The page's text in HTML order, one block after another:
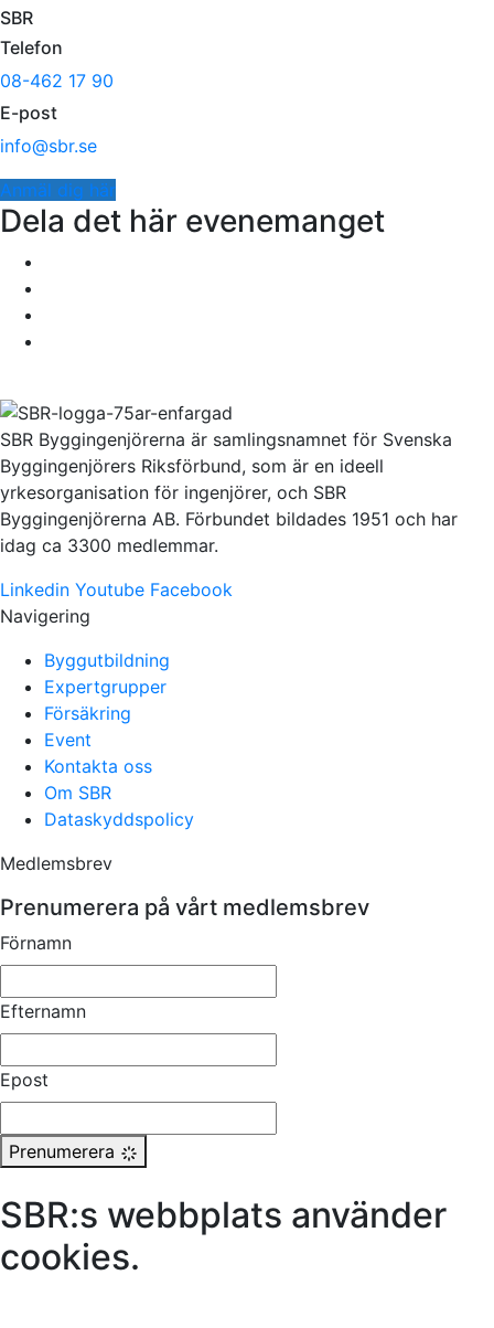
SBR
Telefon
08-462 17 90
E-post
info@sbr.se
Anmäl dig här
Dela det här evenemanget
SBR Byggingenjörerna är samlingsnamnet för Svenska
Byggingenjörers Riksförbund, som är en ideell
yrkesorganisation för ingenjörer, och SBR
Byggingenjörerna AB. Förbundet bildades 1951 och har
idag ca 3300 medlemmar.
Linkedin Youtube Facebook
Navigering
Byggutbildning
Expertgrupper
Försäkring
Event
Kontakta oss
Om SBR
Dataskyddspolicy
Medlemsbrev
Prenumerera på vårt medlemsbrev
Förnamn
Efternamn
Epost
Prenumerera
SBR:s webbplats använder
cookies.